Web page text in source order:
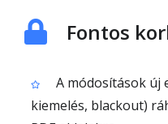
Fontos
A módosítások új
kiemelés, blackout)